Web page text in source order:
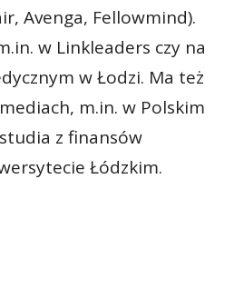
Avenga, Fellowmind).
w Linkleaders czy na
w Łodzi. Ma też
m.in. w Polskim
z finansów
Łódzkim.